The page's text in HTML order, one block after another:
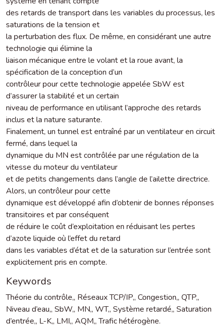
des retards de transport dans les variables du processus, les
saturations de la tension et
la perturbation des flux. De même, en considérant une autre
technologie qui élimine la
liaison mécanique entre le volant et la roue avant, la
spécification de la conception d’un
contrôleur pour cette technologie appelée SbW est
d’assurer la stabilité et un certain
niveau de performance en utilisant l’approche des retards
inclus et la nature saturante.
Finalement, un tunnel est entraîné par un ventilateur en circuit
fermé, dans lequel la
dynamique du MN est contrôlée par une régulation de la
vitesse du moteur du ventilateur
et de petits changements dans l’angle de l’ailette directrice.
Alors, un contrôleur pour cette
dynamique est développé afin d’obtenir de bonnes réponses
transitoires et par conséquent
de réduire le coût d’exploitation en réduisant les pertes
d’azote liquide où l’effet du retard
dans les variables d’état et de la saturation sur l’entrée sont
explicitement pris en compte.
Keywords
Théorie du contrôle,, Réseaux TCP/IP,, Congestion,, QTP,,
Niveau d’eau,, SbW,, MN,, WT,, Système retardé,, Saturation
d’entrée,, L-K,, LMI,, AQM,,Trafic hétérogène.